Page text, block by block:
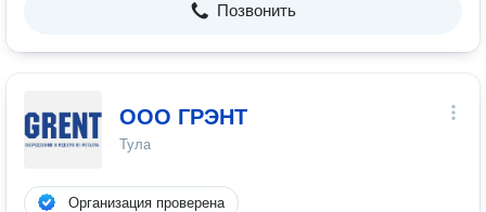
Позвонить
ООО ГРЭНТ
Тула
Организация проверена